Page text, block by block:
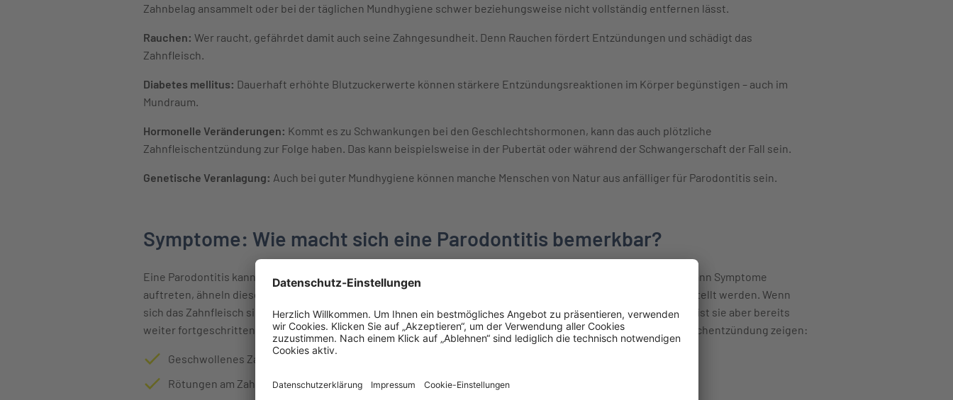
Zahnbelag ansammelt oder bei der täglichen Mundhygiene schwer beziehungsweise nicht vollständig entfernen lässt.
Rauchen: Wer raucht, gefährdet damit auch seine Zahngesundheit. Denn Rauchen fördert Entzündungen und schädigt das
Zahnfleisch.
Diabetes mellitus: Dauerhaft erhöhte Blutzuckerwerte können stärkere Entzündungsreaktionen im Körper begünstigen – auch im
Mundraum.
Hormonelle Veränderungen: Kommt es zu Schwankungen bei den Geschlechtshormonen, kann das auch plötzliche
Zahnfleischentzündung zur Folge haben. Das kann beispielsweise in der Pubertät oder während der Schwangerschaft der Fall sein.
Genetische Veranlagung: Auch bei guter Mundhygiene können manche Menschen von Natur aus anfälliger für Parodontitis sein.
Symptome: Wie macht sich eine Parodontitis bemerkbar?
Eine Parodontitis kann lange unbemerkt bleiben, weil sie zu Beginn oft keine Beschwerden verursacht. Wenn dann Symptome
auftreten, ähneln diese einer Zahnfleischentzündung. Eine eindeutige Diagnose kann in der Zahnarztpraxis gestellt werden. Wenn
sich das Zahnfleisch sichtbar zurückbildet oder vom Zahn ablöst, ist das ein Hinweis auf eine Parodontitis. Dann ist sie aber bereits
weiter fortgeschritten. Wachsamkeit ist deshalb bereits gefragt, wenn sich mögliche Anzeichen einer Zahnfleischentzündung zeigen:
Geschwollenes Zahnfleisch
Rötungen am Zahnfleisch